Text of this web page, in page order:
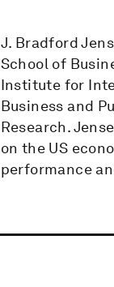
J. Bradford
School of
Institute for
Business and
Research.
on the US
performance